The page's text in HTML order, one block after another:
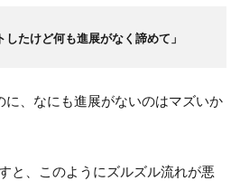
したけど何も進展がなく諦めて」
に、なにも進展がないのはマズいか
と、このようにズルズル流れが悪